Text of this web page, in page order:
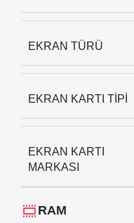
EKRAN TÜRÜ
EKRAN KARTI TIPI
EKRAN KARTI
MARKASI
RAM